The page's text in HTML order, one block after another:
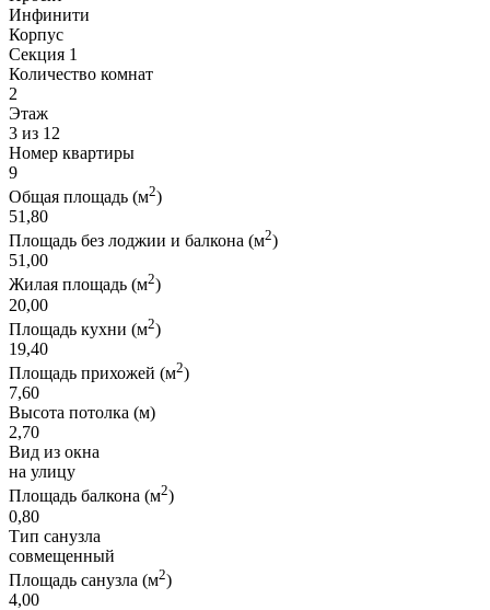
Инфинити
Корпус
Секция 1
Количество комнат
2
Этаж
3 из 12
Номер квартиры
9
Общая площадь (м2)
51,80
Площадь без лоджии и балкона (м2)
51,00
Жилая площадь (м2)
20,00
Площадь кухни (м2)
19,40
Площадь прихожей (м2)
7,60
Высота потолка (м)
2,70
Вид из окна
на улицу
Площадь балкона (м2)
0,80
Тип санузла
совмещенный
Площадь санузла (м2)
4,00